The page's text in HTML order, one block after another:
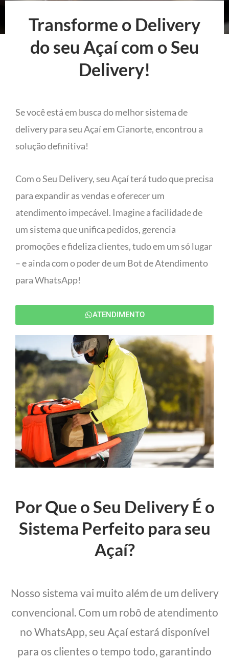
Transforme o Delivery
do seu Açaí com o Seu
Delivery!
Se você está em busca do melhor sistema de
delivery para seu Açaí em Cianorte, encontrou a
solução definitiva!
Com o Seu Delivery, seu Açaí terá tudo que precisa
para expandir as vendas e oferecer um
atendimento impecável. Imagine a facilidade de
um sistema que unifica pedidos, gerencia
promoções e fideliza clientes, tudo em um só lugar
– e ainda com o poder de um Bot de Atendimento
para WhatsApp!
ATENDIMENTO
Por Que o Seu Delivery É o
Sistema Perfeito para seu
Açaí?
Nosso sistema vai muito além de um delivery
convencional. Com um robô de atendimento
no WhatsApp, seu Açaí estará disponível
para os clientes o tempo todo, garantindo